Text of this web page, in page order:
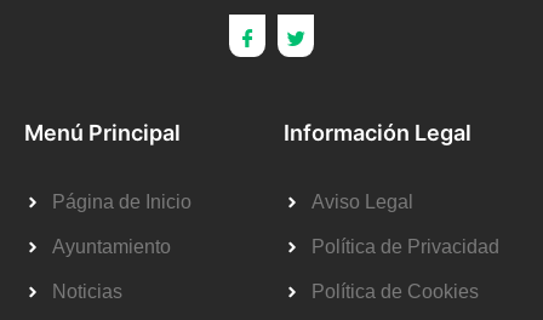
Menú Principal
Página de Inicio
Ayuntamiento
Noticias
Información Legal
Aviso Legal
Política de Privacidad
Política de Cookies